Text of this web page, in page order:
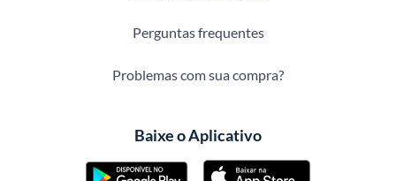
Perguntas frequentes
Problemas com sua compra?
Baixe o Aplicativo